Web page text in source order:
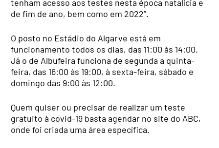
tenham acesso aos testes nesta época natalícia e
de fim de ano, bem como em 2022”.
O posto no Estádio do Algarve está em
funcionamento todos os dias, das 11:00 às 14:00.
Já o de Albufeira funciona de segunda a quinta-
feira, das 16:00 às 19:00, à sexta-feira, sábado e
domingo das 9:00 às 12:00.
Quem quiser ou precisar de realizar um teste
gratuito à covid-19 basta agendar no site do ABC,
onde foi criada uma área específica.